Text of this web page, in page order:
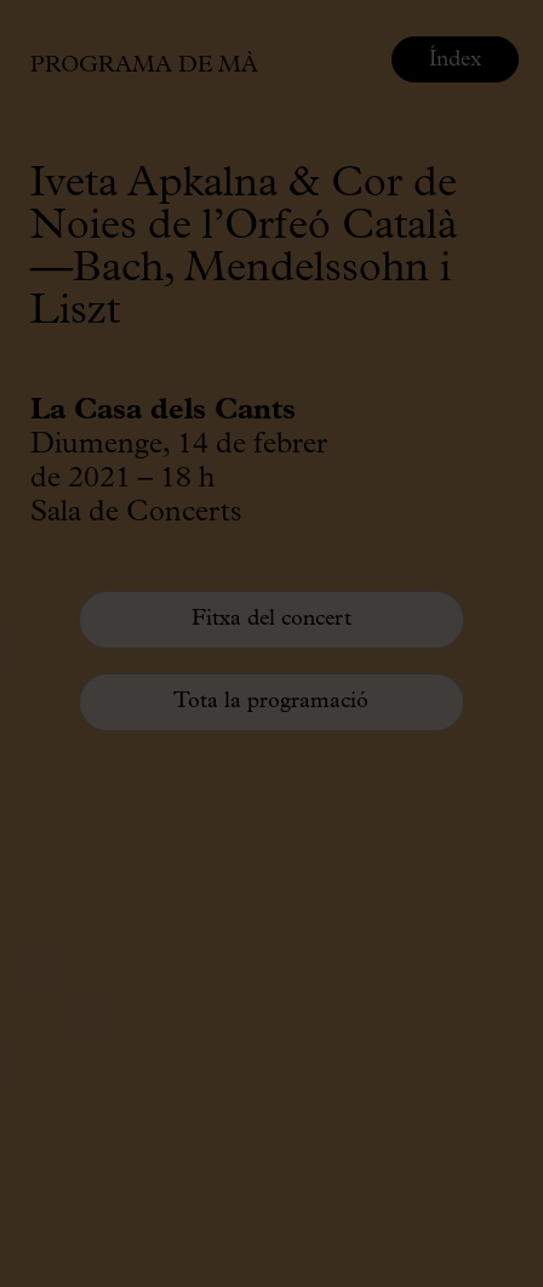
PROGRAMA DE MÀ
Iveta Apkalna & Cor de
Noies de l’Orfeó Català
—Bach, Mendelssohn i
Liszt
La Casa dels Cants
Diumenge, 14 de febrer
de 2021 – 18 h
Sala de Concerts
Fitxa del concert
Tota la programació
Índex